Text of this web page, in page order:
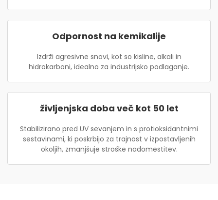
Odpornost na kemikalije
Izdrži agresivne snovi, kot so kisline, alkali in
hidrokarboni, idealno za industrijsko podlaganje.
življenjska doba več kot 50 let
Stabilizirano pred UV sevanjem in s protioksidantnimi
sestavinami, ki poskrbijo za trajnost v izpostavljenih
okoljih, zmanjšuje stroške nadomestitev.